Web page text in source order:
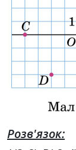
Розв'язок: